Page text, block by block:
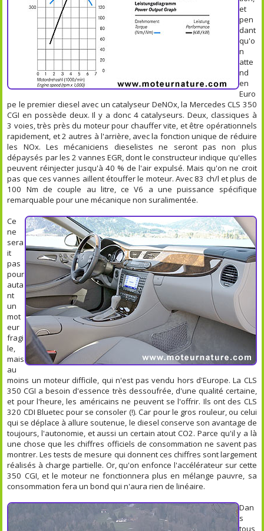
et
pen
dant
qu'o
n
atte
nd
en
Euro
pe le premier diesel avec un catalyseur DeNOx, la Mercedes CLS 350
CGI en possède deux. Il y a donc 4 catalyseurs. Deux, classiques à
3 voies, très près du moteur pour chauffer vite, et être opérationnels
rapidement, et 2 autres à l'arrière, avec la fonction unique de réduire
les NOx. Les mécaniciens dieselistes ne seront pas non plus
dépaysés par les 2 vannes EGR, dont le constructeur indique qu'elles
peuvent réinjecter jusqu'à 40 % de l'air expulsé. Mais qu'on ne croit
pas que ces vannes aillent étouffer le moteur. Avec 83 ch/l et plus de
100 Nm de couple au litre, ce V6 a une puissance spécifique
remarquable pour une mécanique non suralimentée.
Ce
ne
sera
it
pas
pour
auta
nt
un
mot
eur
fragi
le,
mais
au
moins un moteur difficile, qui n'est pas vendu hors d'Europe. La CLS
350 CGI a besoin d'essence très dessoufrée, d'une qualité certaine,
et pour l'heure, les américains ne peuvent se l'offrir. Ils ont des CLS
320 CDI Bluetec pour se consoler (!). Car pour le gros rouleur, ou celui
qui se déplace à allure soutenue, le diesel conserve son avantage de
toujours, l'autonomie, et aussi un certain atout CO2. Parce qu'il y a là
une chose que les chiffres officiels de consommation ne savent pas
montrer. Les tests de mesure qui donnent ces chiffres sont largement
réalisés à charge partielle. Or, qu'on enfonce l'accélérateur sur cette
350 CGI, et le moteur ne fonctionnera plus en mélange pauvre, sa
consommation fera un bond qui n'aura rien de linéaire.
Dan
s
tous